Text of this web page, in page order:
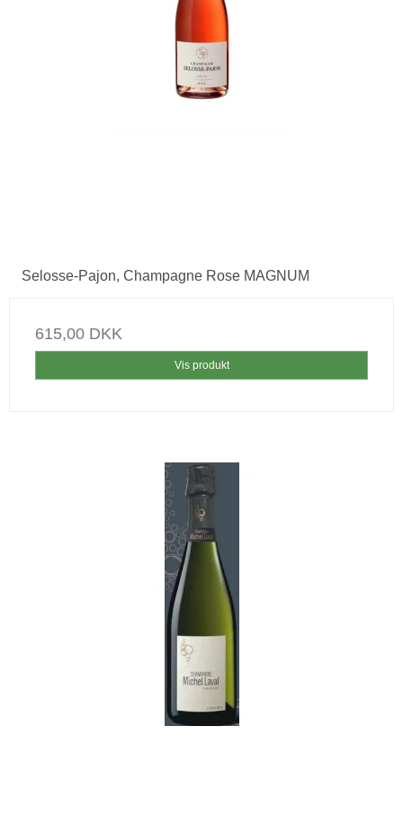
Selosse-Pajon, Champagne Rose MAGNUM
615,00 DKK
Vis produkt